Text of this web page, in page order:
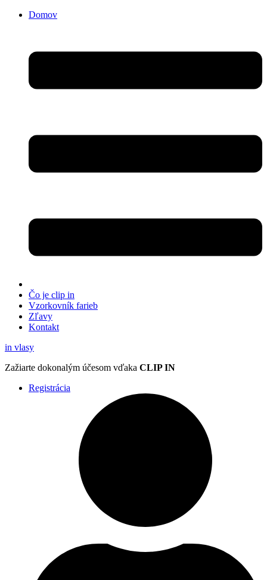
Domov
Čo je clip in
Vzorkovník farieb
Zľavy
Kontakt
in vlasy
Zažiarte dokonalým účesom vďaka CLIP IN
Registrácia